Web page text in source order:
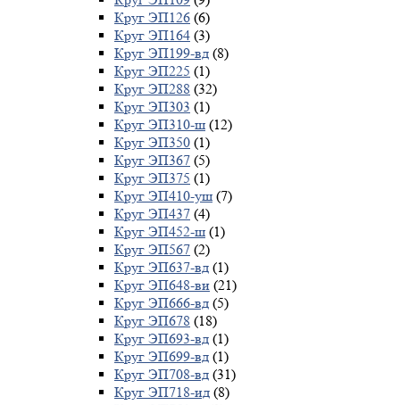
Круг ЭП126 (6)
Круг ЭП164 (3)
Круг ЭП199-вд (8)
Круг ЭП225 (1)
Круг ЭП288 (32)
Круг ЭП303 (1)
Круг ЭП310-ш (12)
Круг ЭП350 (1)
Круг ЭП367 (5)
Круг ЭП375 (1)
Круг ЭП410-уш (7)
Круг ЭП437 (4)
Круг ЭП452-ш (1)
Круг ЭП567 (2)
Круг ЭП637-вд (1)
Круг ЭП648-ви (21)
Круг ЭП666-вд (5)
Круг ЭП678 (18)
Круг ЭП693-вд (1)
Круг ЭП699-вд (1)
Круг ЭП708-вд (31)
Круг ЭП718-ид (8)